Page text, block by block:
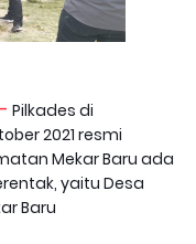
Pilkades di
2021 resmi
Mekar Baru ada
yaitu Desa
Baru